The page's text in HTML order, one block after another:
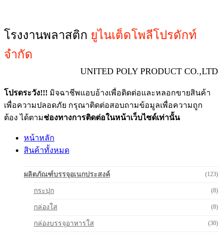
โรงงานพลาสติก ยูไนเต็ดโพลีโปรดักท์
จำกัด
UNITED POLY PRODUCT CO.,LTD
โปรดระวัง!!! มิจฉาชีพแอบอ้างเพื่อติดต่อและหลอกขายสินค้า
เพื่อความปลอดภัย กรุณาติดต่อสอบถามข้อมูลเพื่อความถูก
ต้อง ได้ตามช่องทางการติดต่อในหน้าเว็บไซด์เท่านั้น
หน้าหลัก
สินค้าทั้งหมด
ผลิตภัณฑ์บรรจุอเนกประสงค์ (123)
กระปุก (8)
กล่องใส (8)
กล่องบรรจุอาหารใส (30)